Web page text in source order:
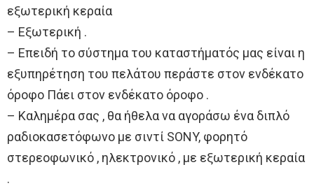
εξωτερική κεραία
– Εξωτερική .
– Επειδή το σύστημα του καταστήματός μας είναι η
εξυπηρέτηση του πελάτου περάστε στον ενδέκατο
όροφο Πάει στον ενδέκατο όροφο .
– Καλημέρα σας , θα ήθελα να αγοράσω ένα διπλό
ραδιοκασετόφωνο με σιντί SONY, φορητό
στερεοφωνικό , ηλεκτρονικό , με εξωτερική κεραία
.